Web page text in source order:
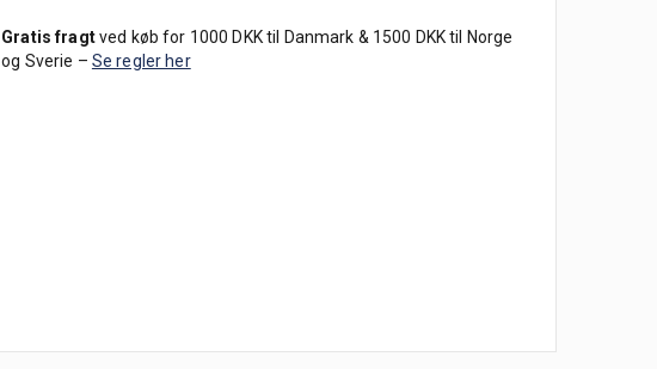
Gratis fragtved køb for 1000 DKK til Danmark & 1500 DKK til Norge
og Sverie – Se regler her